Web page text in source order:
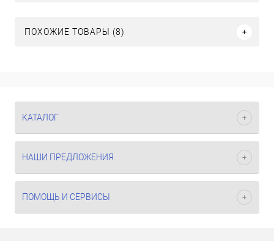
ПОХОЖИЕ ТОВАРЫ (8)
КАТАЛОГ
НАШИ ПРЕДЛОЖЕНИЯ
ПОМОЩЬ И СЕРВИСЫ